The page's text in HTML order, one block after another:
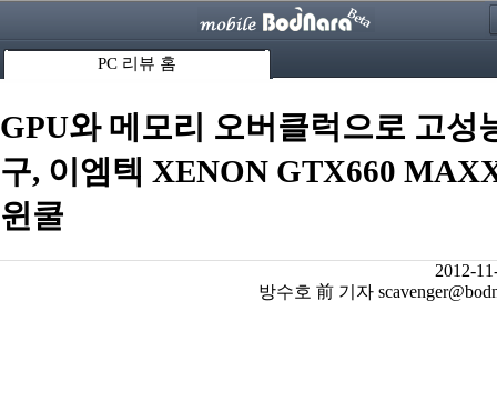
PC 리뷰 홈
GPU와 메모리 오버클럭으로 고성
구, 이엠텍 XENON GTX660
윈쿨
2012-
방수호 前 기자